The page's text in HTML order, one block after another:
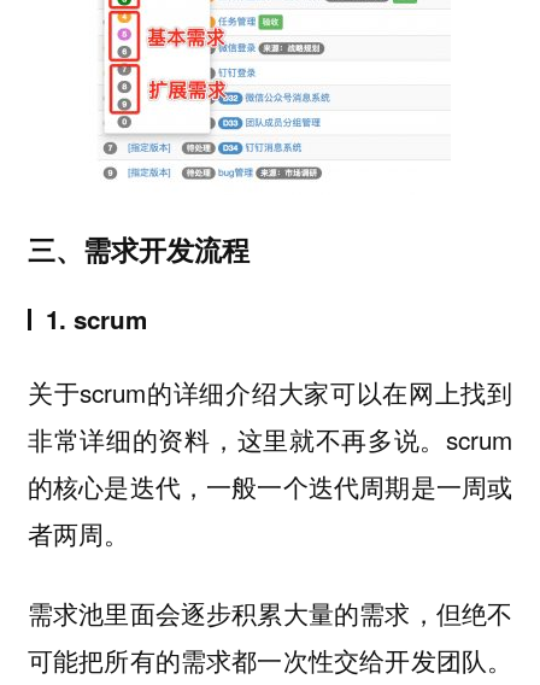
三、需求开发流程
1. scrum
关于scrum的详细介绍大家可以在网上找到
非常详细的资料，这里就不再多说。scrum
的核心是迭代，一般一个迭代周期是一周或
者两周。
需求池里面会逐步积累大量的需求，但绝不
可能把所有的需求都一次性交给开发团队。